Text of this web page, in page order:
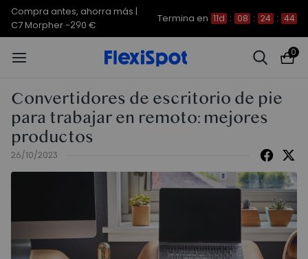
Compra antes, ahorra más |
C7 Morpher -290 €
Termina en 11d : 08 : 24 : 44
0
Convertidores de escritorio de pie
para trabajar en remoto: mejores
productos
26/10/2023